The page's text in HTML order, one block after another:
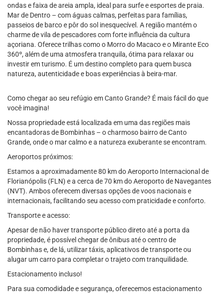
ondas e faixa de areia ampla, ideal para surfe e esportes de praia.
Mar de Dentro – com águas calmas, perfeitas para famílias,
passeios de barco e pôr do sol inesquecível. A região mantém o
charme de vila de pescadores com forte influência da cultura
açoriana. Oferece trilhas como o Morro do Macaco e o Mirante Eco
360º, além de uma atmosfera tranquila, ótima para relaxar ou
investir em turismo. É um destino completo para quem busca
natureza, autenticidade e boas experiências à beira-mar.
Como chegar ao seu refúgio em Canto Grande? É mais fácil do que
você imagina!
Nossa propriedade está localizada em uma das regiões mais
encantadoras de Bombinhas – o charmoso bairro de Canto
Grande, onde o mar calmo e a natureza exuberante se encontram.
Aeroportos próximos:
Estamos a aproximadamente 80 km do Aeroporto Internacional de
Florianópolis (FLN) e a cerca de 70 km do Aeroporto de Navegantes
(NVT). Ambos oferecem diversas opções de voos nacionais e
internacionais, facilitando seu acesso com praticidade e conforto.
Transporte e acesso:
Apesar de não haver transporte público direto até a porta da
propriedade, é possível chegar de ônibus até o centro de
Bombinhas e, de lá, utilizar táxis, aplicativos de transporte ou
alugar um carro para completar o trajeto com tranquilidade.
Estacionamento incluso!
Para sua comodidade e segurança, oferecemos estacionamento